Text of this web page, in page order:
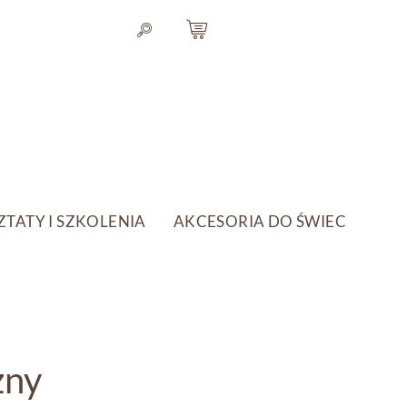
I SZKOLENIA AKCESORIA DO ŚWIEC